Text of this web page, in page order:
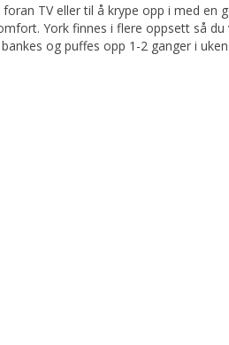
TV eller til å krype opp i med en
York finnes i flere oppsett så du
og puffes opp 1-2 ganger i